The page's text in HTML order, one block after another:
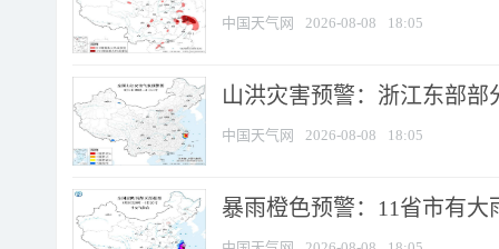
中国天气网 2026-08-08 18:05
山洪灾害预警：浙江东部
中国天气网 2026-08-08 18:05
暴雨橙色预警：11省市有